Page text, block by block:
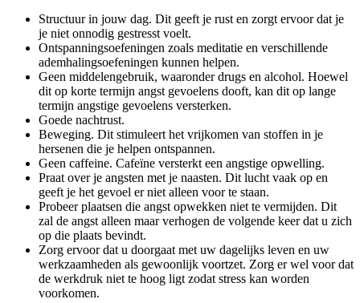
Structuur in jouw dag. Dit geeft je rust en zorgt ervoor dat je
je niet onnodig gestresst voelt.
Ontspanningsoefeningen zoals meditatie en verschillende
ademhalingsoefeningen kunnen helpen.
Geen middelengebruik, waaronder drugs en alcohol. Hoewel
dit op korte termijn angst gevoelens dooft, kan dit op lange
termijn angstige gevoelens versterken.
Goede nachtrust.
Beweging. Dit stimuleert het vrijkomen van stoffen in je
hersenen die je helpen ontspannen.
Geen caffeine. Cafeïne versterkt een angstige opwelling.
Praat over je angsten met je naasten. Dit lucht vaak op en
geeft je het gevoel er niet alleen voor te staan.
Probeer plaatsen die angst opwekken niet te vermijden. Dit
zal de angst alleen maar verhogen de volgende keer dat u zich
op die plaats bevindt.
Zorg ervoor dat u doorgaat met uw dagelijks leven en uw
werkzaamheden als gewoonlijk voortzet. Zorg er wel voor dat
de werkdruk niet te hoog ligt zodat stress kan worden
voorkomen.